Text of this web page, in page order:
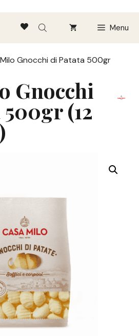
Menu
Gnocchi di Patata 500gr
Gnocchi
(12